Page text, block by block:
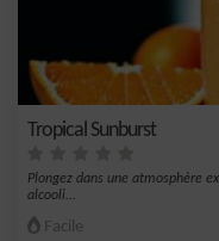
Tropical Sunburst
Plongez dans une atmosphère
alcooli...
Facile